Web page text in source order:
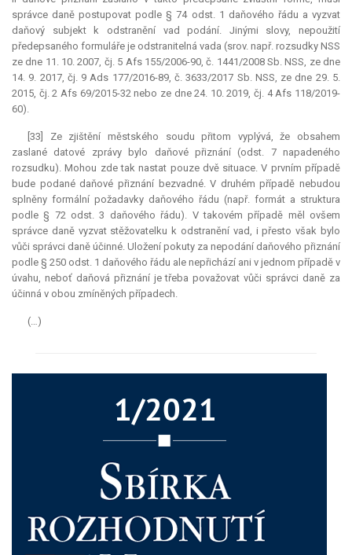
správce daně postupovat podle § 74 odst. 1 daňového řádu a vyzvat
daňový subjekt k odstranění vad podání. Jinými slovy, nepoužití
předepsaného formuláře je odstranitelná vada (srov. např. rozsudky NSS
ze dne 11. 10. 2007, čj. 5 Afs 155/2006-90, č. 1441/2008 Sb. NSS, ze dne
14. 9. 2017, čj. 9 Ads 177/2016-89, č. 3633/2017 Sb. NSS, ze dne 29. 5.
2015, čj. 2 Afs 69/2015-32 nebo ze dne 24. 10. 2019, čj. 4 Afs 118/2019-
60).
[33] Ze zjištění městského soudu přitom vyplývá, že obsahem
zaslané datové zprávy bylo daňové přiznání (odst. 7 napadeného
rozsudku). Mohou zde tak nastat pouze dvě situace. V prvním případě
bude podané daňové přiznání bezvadné. V druhém případě nebudou
splněny formální požadavky daňového řádu (např. formát a struktura
podle § 72 odst. 3 daňového řádu). V takovém případě měl ovšem
správce daně vyzvat stěžovatelku k odstranění vad, i přesto však bylo
vůči správci daně účinné. Uložení pokuty za nepodání daňového přiznání
podle § 250 odst. 1 daňového řádu ale nepřichází ani v jednom případě v
úvahu, neboť daňová přiznání je třeba považovat vůči správci daně za
účinná v obou zmíněných případech.
(…)